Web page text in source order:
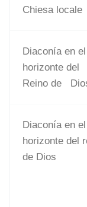
Chiesa locale
Diaconía en el
horizonte del
Reino de
Diaconía en el
horizonte del
de Dios